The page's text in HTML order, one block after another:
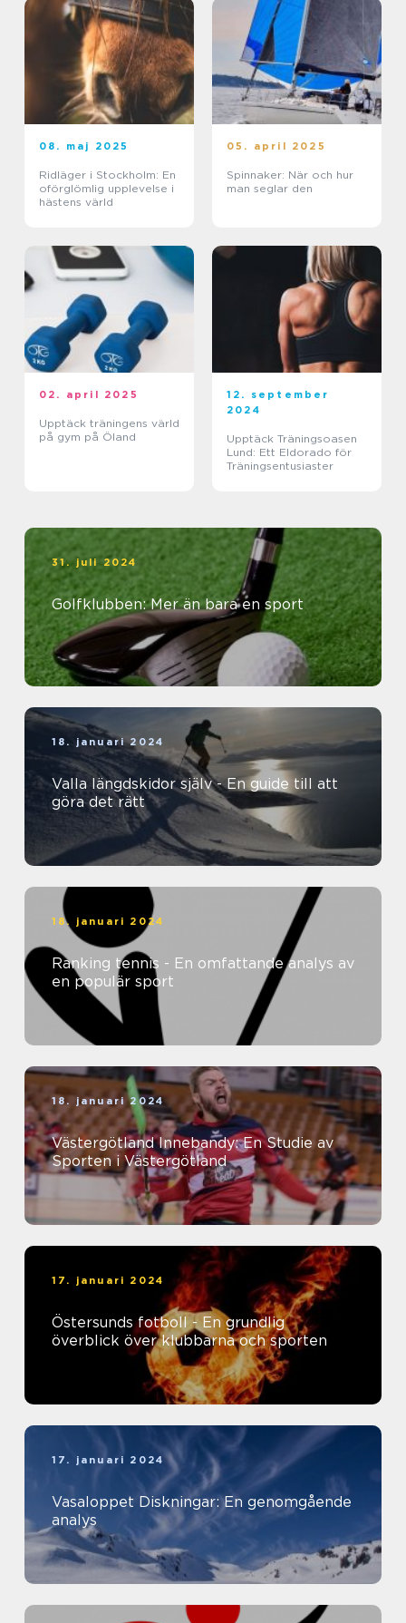
08. maj 2025
Ridläger i Stockholm: En
oförglömlig upplevelse i
hästens värld
05. april 2025
Spinnaker: När och hur
man seglar den
02. april 2025
Upptäck träningens värld
på gym på Öland
12. september
2024
Upptäck Träningsoasen
Lund: Ett Eldorado för
Träningsentusiaster
31. juli 2024
Golfklubben: Mer än bara en sport
18. januari 2024
Valla längdskidor själv - En guide till att
göra det rätt
18. januari 2024
Ranking tennis - En omfattande analys av
en populär sport
18. januari 2024
Västergötland Innebandy: En Studie av
Sporten i Västergötland
17. januari 2024
Östersunds fotboll - En grundlig
överblick över klubbarna och sporten
17. januari 2024
Vasaloppet Diskningar: En genomgående
analys